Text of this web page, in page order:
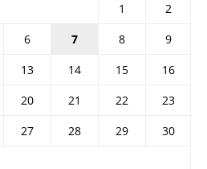
1
2
6 7 8
9
13 14 15
16
20 21 22
23
27 28 29
30